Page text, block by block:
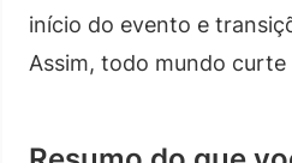
início do evento e
Assim, todo mundo